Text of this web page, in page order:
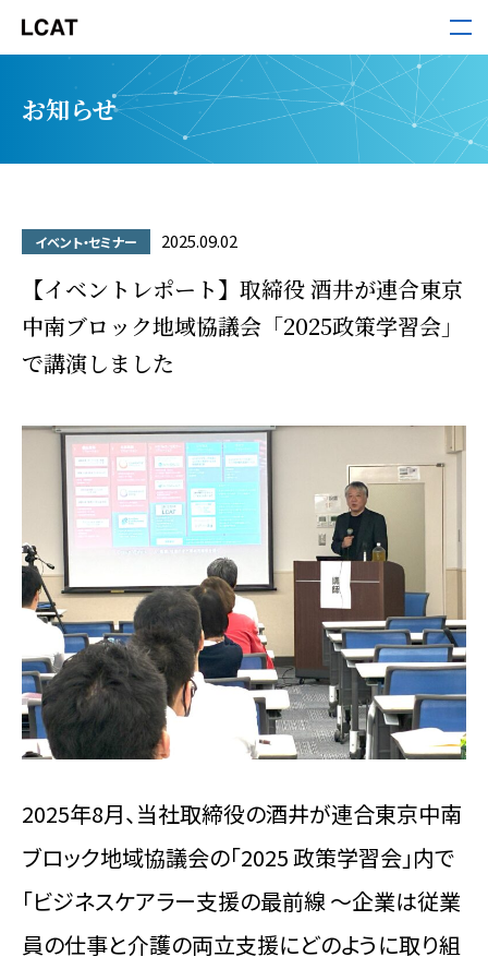
サービス
セミナー・ホワイトペーパー
お役立ち情報
お知らせ
会社概要
お問い合わせ
資料ダウンロード
FacebookTwitter
お知らせ
イベント・セミナー 2025.09.02
【イベントレポート】取締役 酒井が連合東京
中南ブロック地域協議会「2025政策学習会」
で講演しました
2025年8月、当社取締役の酒井が連合東京中南
ブロック地域協議会の「2025 政策学習会」内で
「ビジネスケアラー支援の最前線 ～企業は従業
員の仕事と介護の両立支援にどのように取り組